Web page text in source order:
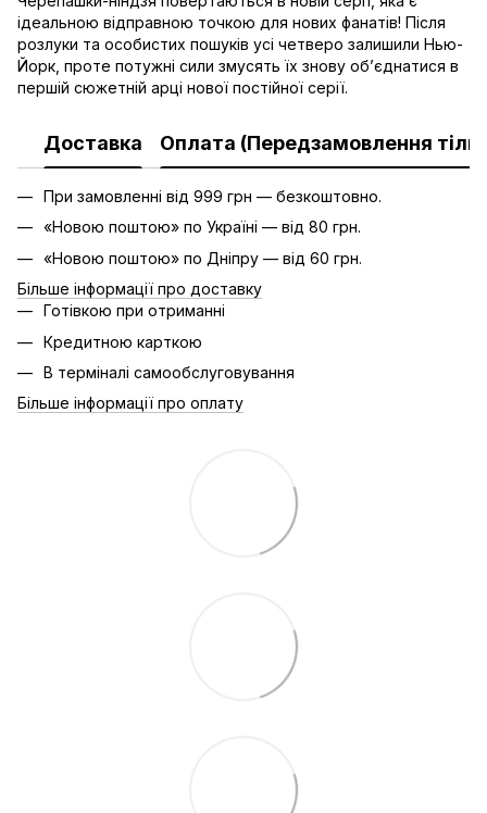
ідеальною відправною точкою для нових фанатів! Після
розлуки та особистих пошуків усі четверо залишили Нью-
Йорк, проте потужні сили змусять їх знову об’єднатися в
першій сюжетній арці нової постійної серії.
Доставка Оплата (Передзамовлення
При замовленні від 999 грн — безкоштовно.
«Новою поштою» по Україні — від 80 грн.
«Новою поштою» по Дніпру — від 60 грн.
Більше інформації про доставку
Готівкою при отриманні
Кредитною карткою
В терміналі самообслуговування
Більше інформації про оплату